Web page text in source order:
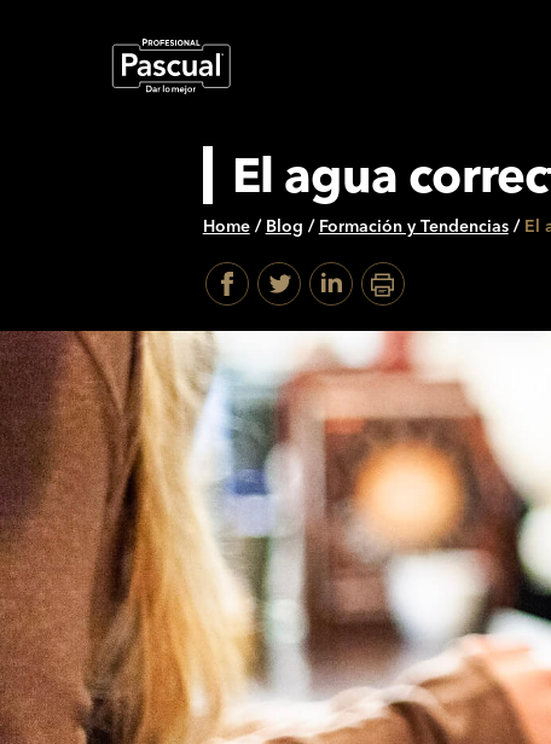
El agua
Home/ Blog / Formación y Tendencias/ El